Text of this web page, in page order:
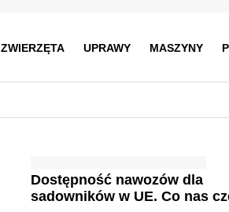
ZWIERZĘTA UPRAWY MASZYNY
Dostępność nawozów dla
sadowników w UE. Co nas